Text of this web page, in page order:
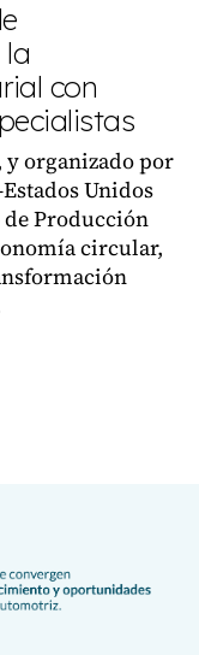
con
y organizado por
Unidos
Producción
circular,